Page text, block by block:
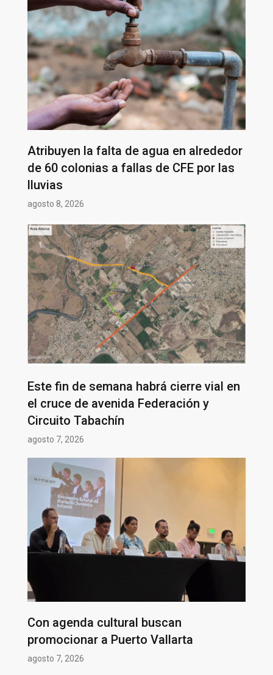
Atribuyen la falta de agua en alrededor
de 60 colonias a fallas de CFE por las
lluvias
agosto 8, 2026
Este fin de semana habrá cierre vial en
el cruce de avenida Federación y
Circuito Tabachín
agosto 7, 2026
Con agenda cultural buscan
promocionar a Puerto Vallarta
agosto 7, 2026